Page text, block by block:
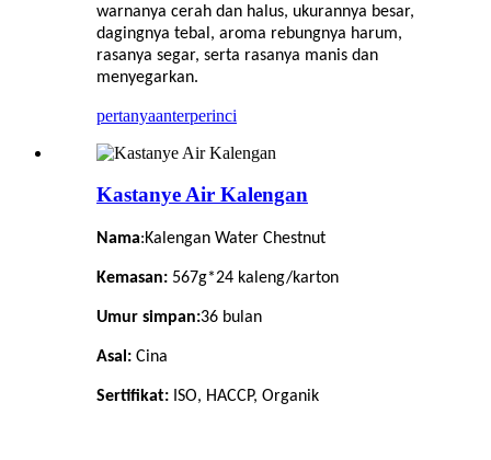
warnanya cerah dan halus, ukurannya besar,
dagingnya tebal, aroma rebungnya harum,
rasanya segar, serta rasanya manis dan
menyegarkan.
pertanyaanterperinci
Kastanye Air Kalengan
Nama:Kalengan Water Chestnut
Kemasan: 567g*24 kaleng/karton
Umur simpan:36 bulan
Asal: Cina
Sertifikat: ISO, HACCP, Organik